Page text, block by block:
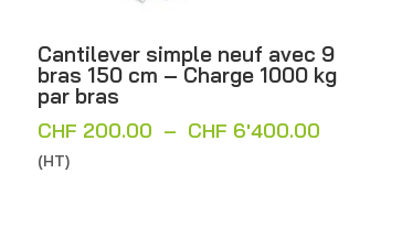
Cantilever simple neuf avec 9
bras 150 cm – Charge 1000 kg
par bras
CHF 200.00 – CHF 6'400.00Plage
(HT)